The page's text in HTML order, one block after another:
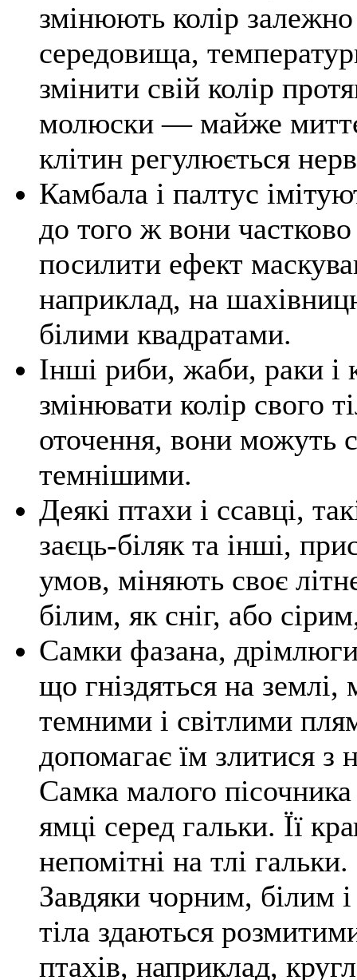
змінюють колір
середовища,
змінити свій колір
молюски — майже
клітин регулюється
Камбала і палтус
до того ж вони
посилити ефект
наприклад, на
білими квадратами.
Інші риби, жаби, раки і
змінювати колір свого
оточення, вони можуть
темнішими.
Деякі птахи і ссавці,
заєць-біляк та інші,
умов, міняють своє
білим, як сніг, або
Самки фазана,
що гніздяться на
темними і світлими
допомагає їм злитися
Самка малого
ямці серед гальки. Її
непомітні на тлі
Завдяки чорним, білим
тіла здаються
птахів, наприклад,